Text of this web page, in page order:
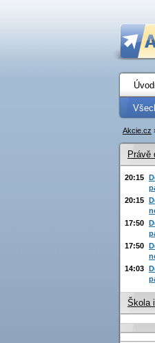
Akcie.cz
Právě
20:15
20:15
17:50
17:50
14:03
Škola